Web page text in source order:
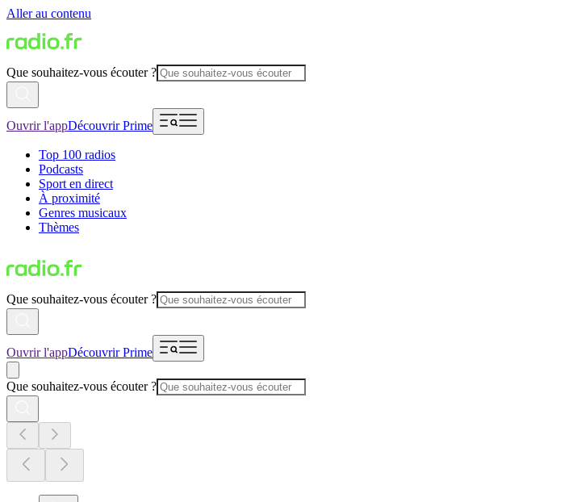
Aller au contenu
Que souhaitez-vous écouter ?
Ouvrir l'appDécouvrir Prime
Top 100 radios
Podcasts
Sport en direct
À proximité
Genres musicaux
Thèmes
Que souhaitez-vous écouter ?
Ouvrir l'appDécouvrir Prime
Que souhaitez-vous écouter ?